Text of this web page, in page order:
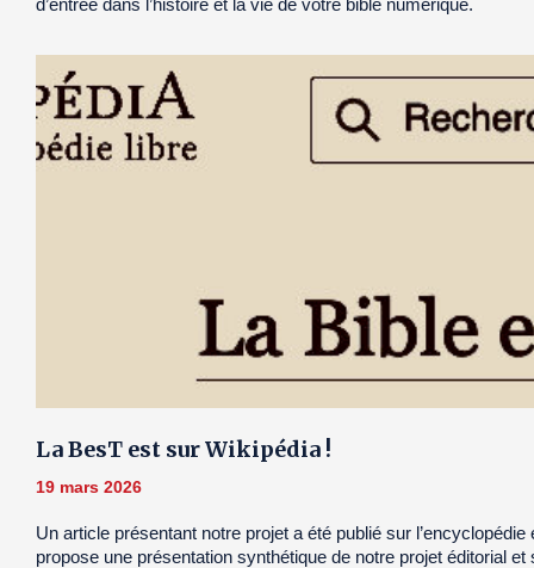
d’entrée dans l’histoire et la vie de votre bible numérique.
La BesT est sur Wikipédia !
19 mars 2026
Un article présentant notre projet a été publié sur l’encyclopédie
propose une présentation synthétique de notre projet éditorial et